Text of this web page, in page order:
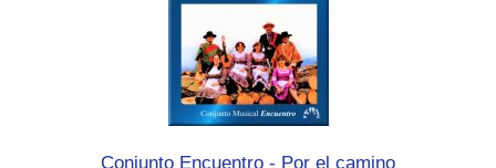
Conjunto Encuentro - Por el camino